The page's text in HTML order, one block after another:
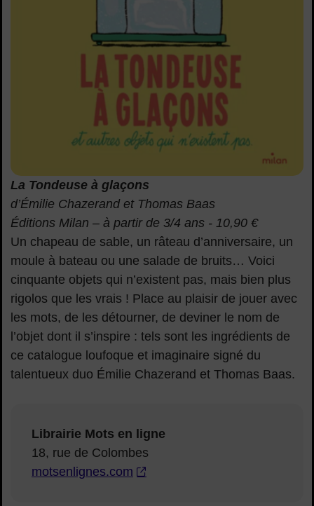
La Tondeuse à glaçons
d’Émilie Chazerand et Thomas Baas
Éditions Milan – à partir de 3/4 ans - 10,90 €
Un chapeau de sable, un râteau d’anniversaire, un
moule à bateau ou une salade de bruits… Voici
cinquante objets qui n’existent pas, mais bien plus
rigolos que les vrais ! Place au plaisir de jouer avec
les mots, de les détourner, de deviner le nom de
l’objet dont il s’inspire : tels sont les ingrédients de
ce catalogue loufoque et imaginaire signé du
talentueux duo Émilie Chazerand et Thomas Baas.
Librairie Mots en ligne
18, rue de Colombes
motsenlignes.com